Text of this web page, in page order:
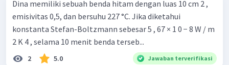
Dina memiliki sebuah benda hitam dengan luas 10 cm 2 ,
emisivitas 0,5, dan bersuhu 227 °C. Jika diketahui
konstanta Stefan-Boltzmann sebesar 5 , 67 × 1 0 − 8 W / m
2 K 4 , selama 10 menit benda terseb...
2 5.0 Jawaban terverifikasi